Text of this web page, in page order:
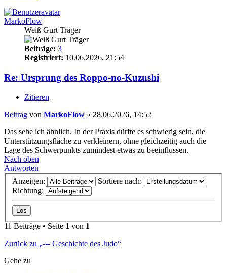
MarkoFlow
Weiß Gurt Träger
Beiträge: 3
Registriert: 10.06.2026, 21:54
Re: Ursprung des Roppo-no-Kuzushi
Zitieren
Beitrag von MarkoFlow » 28.06.2026, 14:52
Das sehe ich ähnlich. In der Praxis dürfte es schwierig sein, die
Unterstützungsfläche zu verkleinern, ohne gleichzeitig auch die
Lage des Schwerpunkts zumindest etwas zu beeinflussen.
Nach oben
Antworten
Anzeigen:
Sortiere nach:
Richtung:
11 Beiträge • Seite 1 von 1
Zurück zu „--- Geschichte des Judo“
Gehe zu